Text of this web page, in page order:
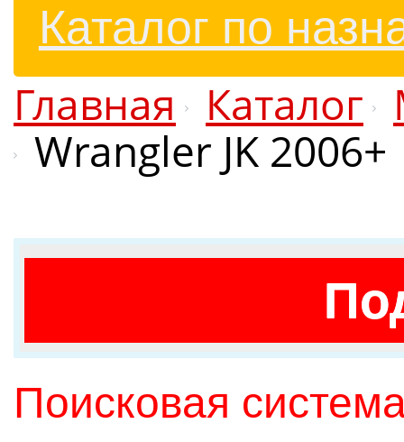
Каталог по
Главная Каталог
Wrangler JK 2006+
Поисковая